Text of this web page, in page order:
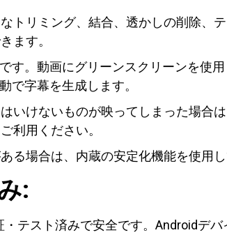
トリミング、結合、透かしの削除、
ます。
す。動画にグリーンスクリーンを使
で字幕を生成します。
いけないものが映ってしまった場合
利用ください。
る場合は、内蔵の安定化機能を使用し
:
テスト済みで安全です。Androidデ